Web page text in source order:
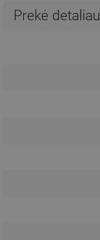
Prekė detaliau